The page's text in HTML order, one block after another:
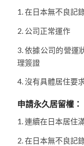
1. 在日本無不良記
2. 公司正常運作
3. 依據公司的營運
理簽證
4. 沒有具體居住要
申請永久居留權：
1. 連續在日本居住
2. 在日本無不良記